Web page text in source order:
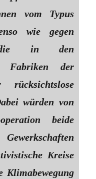
vom Typus
wie gegen
die in den
Fabriken der
rücksichtslose
würden von
beide
Kreise
Klimabewegung